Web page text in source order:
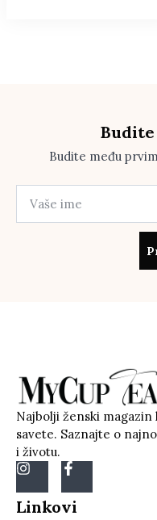
Budite među
Najbolji ženski
savete. Saznajte o
i životu.
Linkovi